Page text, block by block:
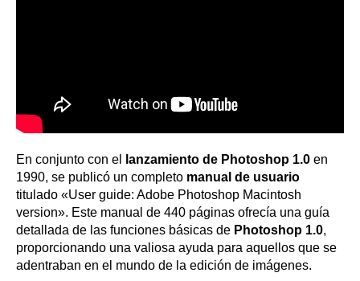
En conjunto con el lanzamiento de Photoshop 1.0 en
1990, se publicó un completo manual de usuario
titulado «User guide: Adobe Photoshop Macintosh
version». Este manual de 440 páginas ofrecía una guía
detallada de las funciones básicas de Photoshop 1.0,
proporcionando una valiosa ayuda para aquellos que se
adentraban en el mundo de la edición de imágenes.